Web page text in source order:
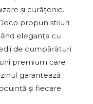
și curățenie.
propun stiluri
eleganța cu
de cumpărături
premium care
garantează
și fiecare